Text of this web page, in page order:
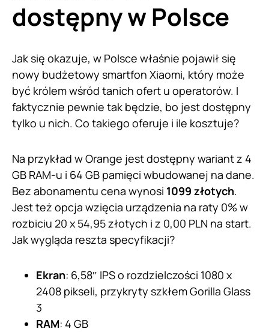
dostępny w Polsce
Jak się okazuje, w Polsce właśnie pojawił się
nowy budżetowy smartfon Xiaomi, który może
być królem wśród tanich ofert u operatorów. I
faktycznie pewnie tak będzie, bo jest dostępny
tylko u nich. Co takiego oferuje i ile kosztuje?
Na przykład w Orange jest dostępny wariant z 4
GB RAM-u i 64 GB pamięci wbudowanej na dane.
Bez abonamentu cena wynosi 1099 złotych.
Jest też opcja wzięcia urządzenia na raty 0% w
rozbiciu 20 x 54,95 złotych i z 0,00 PLN na start.
Jak wygląda reszta specyfikacji?
Ekran: 6,58″ IPS o rozdzielczości 1080 x
2408 pikseli, przykryty szkłem Gorilla Glass
3
RAM: 4 GB